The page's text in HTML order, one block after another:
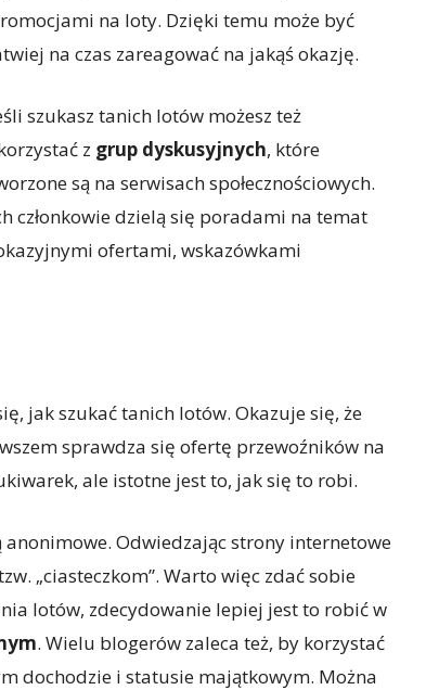
na loty. Dzięki temu może być
na czas zareagować na jakąś okazję.
szukasz tanich lotów możesz też
z grup dyskusyjnych, które
są na serwisach społecznościowych.
członkowie dzielą się poradami na temat
ofertami, wskazówkami
jak szukać tanich lotów. Okazuje się, że
sprawdza się ofertę przewoźników na
ale istotne jest to, jak się to robi.
anonimowe. Odwiedzając strony internetowe
„ciasteczkom”. Warto więc zdać sobie
lotów, zdecydowanie lepiej jest to robić w
. Wielu blogerów zaleca też, by korzystać
dochodzie i statusie majątkowym. Można